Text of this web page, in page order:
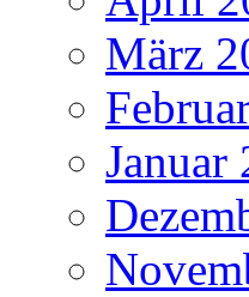
März
Januar